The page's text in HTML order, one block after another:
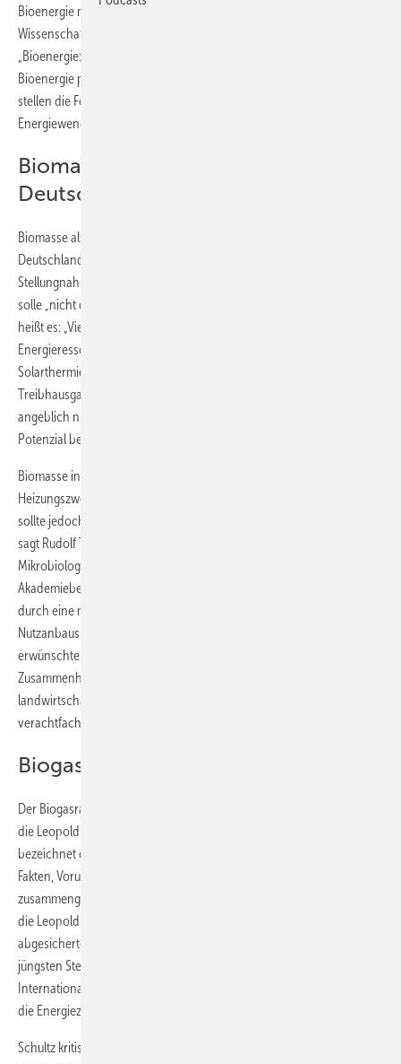
Bioenergie mehr Fläche für denselben Energieertrag, so die
Wissenschaftler in einer aktuellen Stellungnahme mit dem Titel
„Bioenergie: Möglichkeiten und Grenzen“. Zudem konkurriere
Bioenergie potenziell mit der Herstellung von Nahrungsmitteln. Damit
stellen die Forscher die von der Bundesregierung eingeleitete
Energiewende in Frage.
Biomasse keine Option für
Deutschland?
Biomasse als Energiequelle sei „keine wirkliche Option für Länder wie
Deutschland“, stellt das Forschergremium der Leopoldina in seiner
Stellungnahme fest. Die Wissenschaftler empfehlen gar, Deutschland
solle „nicht den weiteren Ausbau von Bioenergie anstreben“. Weiter
heißt es: „Vielmehr sollte sich Deutschland auf andere erneuerbare
Energieressourcen konzentrieren.“ Konkret werden Photovoltaik,
Solarthermie und Windenergie genannt, deren Flächeneffizienz,
Treibhausgas-Emissionen und andere Umweltbeeinträchtigungen
angeblich niedriger sind als die von Bioenergie. Auch sei deren
Potenzial beim Thema Energieeffizienz größer, so die Wissenschaftler.
Biomasse in Form von Biogas oder Holz sei bisher hauptsächlich für
Heizungszwecke und für die Strom-Erzeugung genutzt worden. Sie
sollte jedoch mehr als bisher zur Energieproduktion genutzt werden,
sagt Rudolf Thauer, Direktor am Max-Planck-Institut für terrestrische
Mikrobiologie in Marburg, einer der Koordinatoren des
Akademieberichts. Die Ausweitung der Produktion lasse sich aber nur
durch eine massive Intensivierung des landwirtschaftlichen
Nutzanbaus erreichen. Dies konterkariere jedoch weitgehend die
erwünschten Effekte für das Klima. Die Leopoldina zitiert in diesem
Zusammenhang wissenschaftliche Studien, denen zufolge sich der
landwirtschaftliche Stickstoffausstoß in Deutschland seit 1965
verachtfacht hat.
Biogasrat reagiert verwundert
Der Biogasrat+ e.V. - dezentrale energien - zeigt sich verwundert über
die Leopoldina-Studie. Biogasrat-Geschäftsführer Reinhard Schultz
bezeichnet die Stellungnahme als „Sammelsurium an interessanten
Fakten, Vorurteilen, Halbwahrheiten und Fehlern, offensichtlich
zusammengeschustert ohne roten Faden.“ Auf viele gute Fragen, die
die Leopoldina aufwirft, gibt es längst belastbare und wissenschaftlich
abgesicherte Antworten, sagt Schultz. Er verweist dabei auf die
jüngsten Stellungnahmen des Bio-Ökonomie-Rates und der
International Plant Protection Convention zur Rolle der Biomasse für
die Energiezukunft.
Schultz kritisiert, die Aussagen über die Verfügbarkeit von Flächen für